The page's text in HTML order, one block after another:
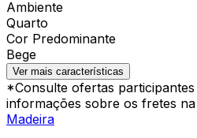
Ambiente
Quarto
Cor Predominante
Bege
Ver mais características
*Consulte ofertas participantes
informações sobre os fretes
Madeira